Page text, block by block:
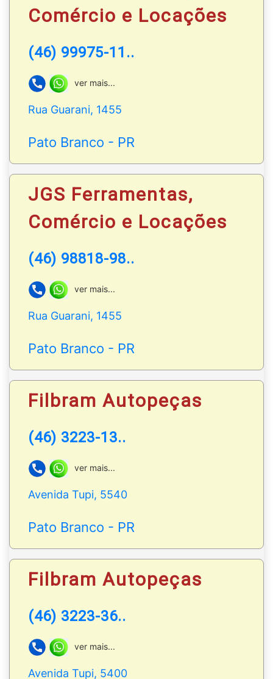
Comércio e Locações
(46) 99975-11..
ver mais...
Rua Guarani, 1455
Pato Branco - PR
JGS Ferramentas,
Comércio e Locações
(46) 98818-98..
ver mais...
Rua Guarani, 1455
Pato Branco - PR
Filbram Autopeças
(46) 3223-13..
ver mais...
Avenida Tupi, 5540
Pato Branco - PR
Filbram Autopeças
(46) 3223-36..
ver mais...
Avenida Tupi, 5400